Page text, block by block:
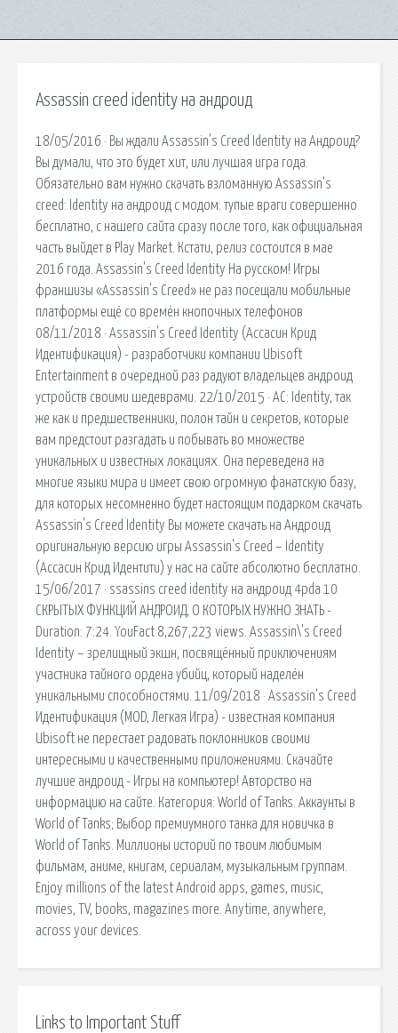
Assassin creed identity на андроид
18/05/2016 · Вы ждали Assassin's Creed Identity на Андроид?
Вы думали, что это будет хит, или лучшая игра года.
Обязательно вам нужно скачать взломанную Assassin’s
creed: Identity на андроид с модом: тупые враги совершенно
бесплатно, с нашего сайта сразу после того, как официальная
часть выйдет в Play Market. Кстати, релиз состоится в мае
2016 года. Assassin's Creed Identity На русском! Игры
франшизы «Assassin's Creed» не раз посещали мобильные
платформы ещё со времён кнопочных телефонов
08/11/2018 · Assassin's Creed Identity (Ассасин Крид
Идентификация) - разработчики компании Ubisoft
Entertainment в очередной раз радуют владельцев андроид
устройств своими шедеврами. 22/10/2015 · AC: Identity, так
же как и предшественники, полон тайн и секретов, которые
вам предстоит разгадать и побывать во множестве
уникальных и известных локациях. Она переведена на
многие языки мира и имеет свою огромную фанатскую базу,
для которых несомненно будет настоящим подарком скачать
Assassin's Creed Identity Вы можете скачать на Андроид
оригинальную версию игры Assassin's Creed – Identity
(Ассасин Крид Идентити) у нас на сайте абсолютно бесплатно.
15/06/2017 · ssassins creed identity на андроид 4pda 10
СКРЫТЫХ ФУНКЦИЙ АНДРОИД, О КОТОРЫХ НУЖНО ЗНАТЬ -
Duration: 7:24. YouFact 8,267,223 views. Assassin\'s Creed
Identity – зрелищный экшн, посвящённый приключениям
участника тайного ордена убийц, который наделён
уникальными способностями. 11/09/2018 · Assassin’s Creed
Идентификация (MOD, Легкая Игра) - известная компания
Ubisoft не перестает радовать поклонников своими
интересными и качественными приложениями. Скачайте
лучшие андроид - Игры на компьютер! Авторство на
информацию на сайте. Категория: World of Tanks. Аккаунты в
World of Tanks; Выбор премиумного танка для новичка в
World of Tanks. Миллионы историй по твоим любимым
фильмам, аниме, книгам, сериалам, музыкальным группам.
Enjoy millions of the latest Android apps, games, music,
movies, TV, books, magazines more. Anytime, anywhere,
across your devices.
Links to Important Stuff